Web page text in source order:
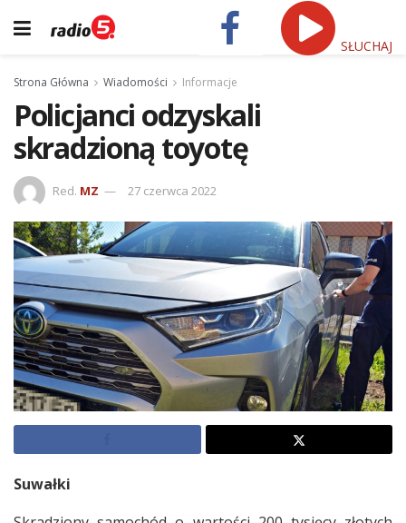
SŁUCHAJ
Strona Główna Wiadomości Informacje
Policjanci odzyskali
skradzioną toyotę
Red. MZ 27 czerwca 2022
Suwałki